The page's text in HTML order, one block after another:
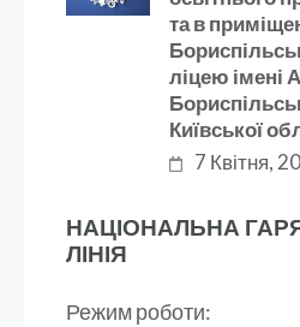
та в
ліцею імені
Київської
7 Квітня,
НАЦІОНАЛЬНА
ЛІНІЯ
Режим роботи: